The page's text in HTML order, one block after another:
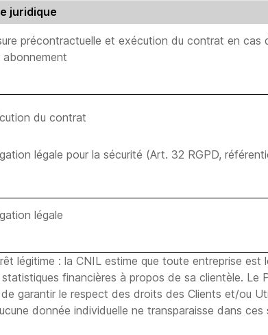
juridique
précontractuelle et exécution du contrat en cas
abonnement
du contrat
légale pour la sécurité (Art. 32 RGPD,
légale
légitime : la CNIL estime que toute entreprise est
financières à propos de sa clientèle. Le
garantir le respect des droits des Clients et/ou
donnée individuelle ne transparaisse dans